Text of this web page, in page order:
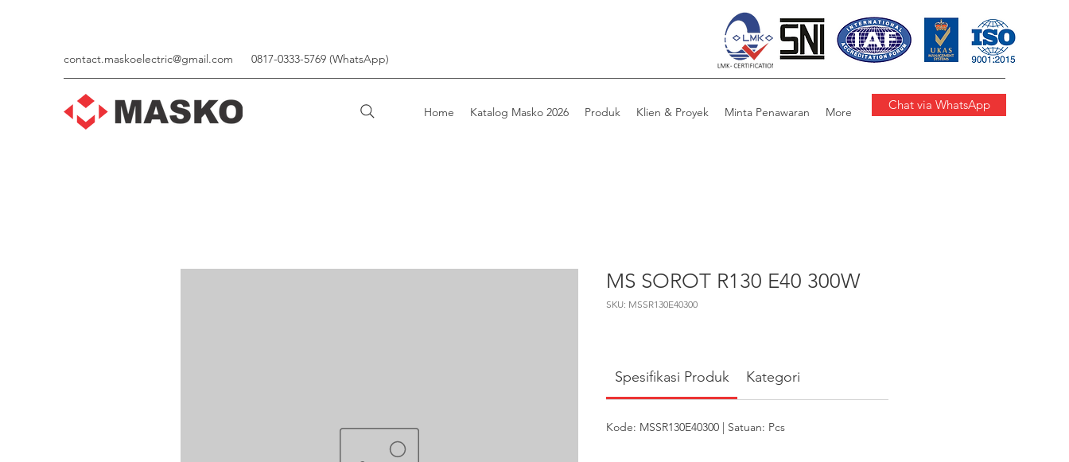
contact.maskoelectric@gmail.com 0817-0333-5769 (WhatsApp)
Home Katalog Masko 2026 Produk Klien & Proyek Minta Penawaran More Chat via WhatsApp
MS SOROT R130 E40 300W
SKU: MSSR130E40300
Spesifikasi Produk Kategori
Kode: MSSR130E40300 | Satuan: Pcs